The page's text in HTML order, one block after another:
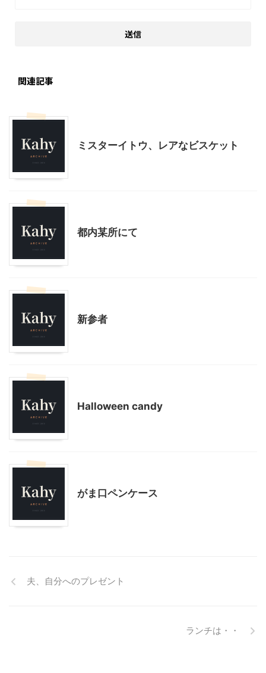
関連記事
ミスターイトウ、レアなビスケット
都内某所にて
新参者
Halloween candy
がま口ペンケース
夫、自分へのプレゼント
ランチは・・